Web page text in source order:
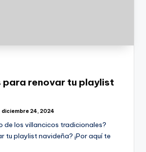
para renovar tu playlist
diciembre 24, 2024
de los villancicos tradicionales?
tu playlist navideña? ¡Por aquí te